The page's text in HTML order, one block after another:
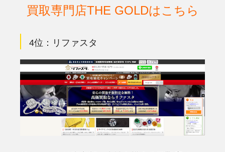
買取専門店THE GOLDはこちら
4位：リファスタ